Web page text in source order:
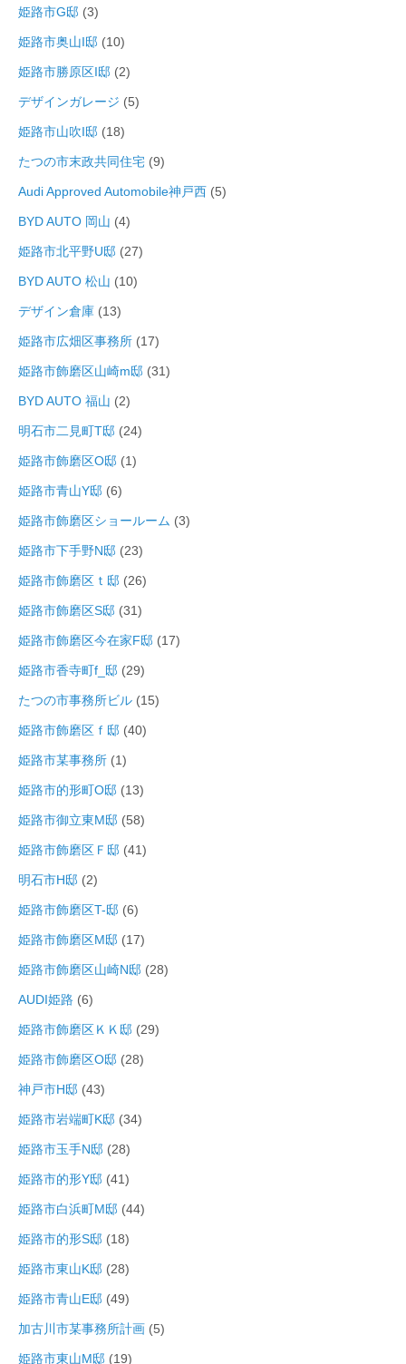
姫路市G邸 (3)
姫路市奥山I邸 (10)
姫路市勝原区I邸 (2)
デザインガレージ (5)
姫路市山吹I邸 (18)
たつの市末政共同住宅 (9)
Audi Approved Automobile神戸西 (5)
BYD AUTO 岡山 (4)
姫路市北平野U邸 (27)
BYD AUTO 松山 (10)
デザイン倉庫 (13)
姫路市広畑区事務所 (17)
姫路市飾磨区山崎m邸 (31)
BYD AUTO 福山 (2)
明石市二見町T邸 (24)
姫路市飾磨区O邸 (1)
姫路市青山Y邸 (6)
姫路市飾磨区ショールーム (3)
姫路市下手野N邸 (23)
姫路市飾磨区ｔ邸 (26)
姫路市飾磨区S邸 (31)
姫路市飾磨区今在家F邸 (17)
姫路市香寺町f_邸 (29)
たつの市事務所ビル (15)
姫路市飾磨区ｆ邸 (40)
姫路市某事務所 (1)
姫路市的形町O邸 (13)
姫路市御立東M邸 (58)
姫路市飾磨区Ｆ邸 (41)
明石市H邸 (2)
姫路市飾磨区T-邸 (6)
姫路市飾磨区M邸 (17)
姫路市飾磨区山崎N邸 (28)
AUDI姫路 (6)
姫路市飾磨区ＫＫ邸 (29)
姫路市飾磨区O邸 (28)
神戸市H邸 (43)
姫路市岩端町K邸 (34)
姫路市玉手N邸 (28)
姫路市的形Y邸 (41)
姫路市白浜町M邸 (44)
姫路市的形S邸 (18)
姫路市東山K邸 (28)
姫路市青山E邸 (49)
加古川市某事務所計画 (5)
姫路市東山M邸 (19)